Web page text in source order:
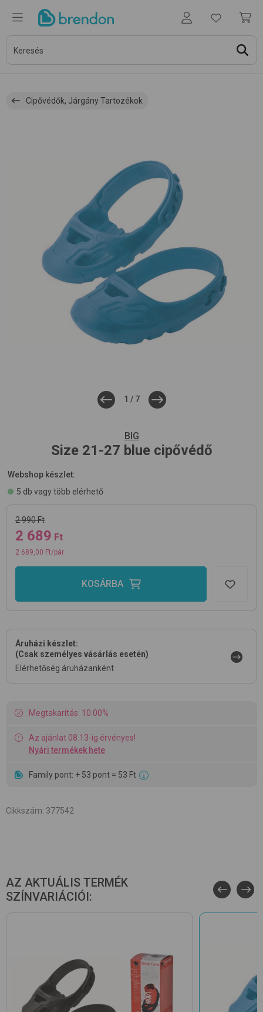
Cipővédők, Járgány Tartozékok
1 / 7
BIG
Size 21-27 blue cipővédő
Webshop készlet:
5 db vagy több elérhető
2 990 Ft
2 689 Ft
2 689,00 Ft/pár
KOSÁRBA
Áruházi készlet:
(Csak személyes vásárlás esetén)
Elérhetőség áruházanként
Megtakarítás: 10.00%
Az ajánlat 08.13-ig érvényes!
Nyári termékek hete
Family pont: + 53 pont = 53 Ft
Cikkszám: 377542
AZ AKTUÁLIS TERMÉK
SZÍNVARIÁCIÓI: